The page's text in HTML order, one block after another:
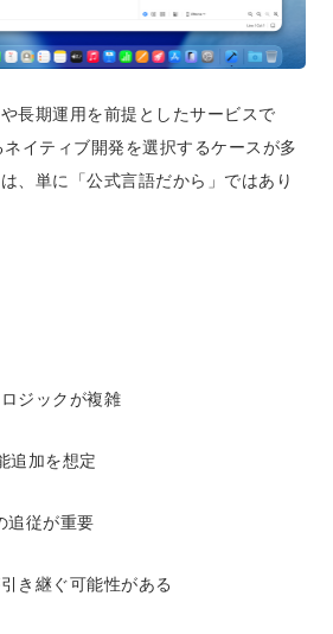
長期運用を前提としたサービスで
イティブ開発を選択するケースが多
、単に「公式言語だから」ではあり
ジックが複雑
追加を想定
追従が重要
き継ぐ可能性がある